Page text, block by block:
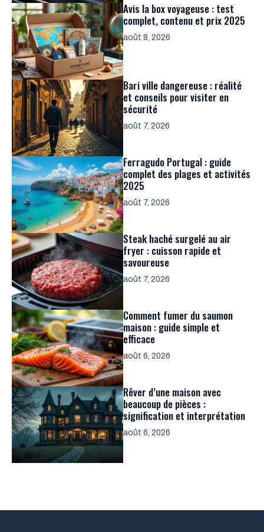
Avis la box voyageuse : test
complet, contenu et prix 2025
août 8, 2026
Bari ville dangereuse : réalité
et conseils pour visiter en
sécurité
août 7, 2026
Ferragudo Portugal : guide
complet des plages et activités
2025
août 7, 2026
Steak haché surgelé au air
fryer : cuisson rapide et
savoureuse
août 7, 2026
Comment fumer du saumon
maison : guide simple et
efficace
août 6, 2026
Rêver d’une maison avec
beaucoup de pièces :
signification et interprétation
août 6, 2026